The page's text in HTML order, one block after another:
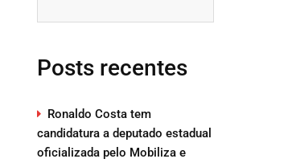
Posts recentes
Ronaldo Costa tem
candidatura a deputado estadual
oficializada pelo Mobiliza e